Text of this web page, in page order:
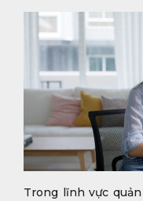
Trong lĩnh vực